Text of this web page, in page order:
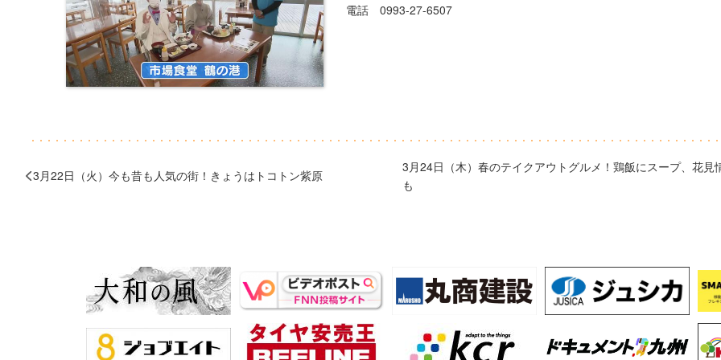
電話 0993-27-6507
3月22日（火）今も昔も人気の街！きょうはトコトン紫原
3月24日（木）春のテイクアウトグルメ！鶏飯にスープ、花見
も